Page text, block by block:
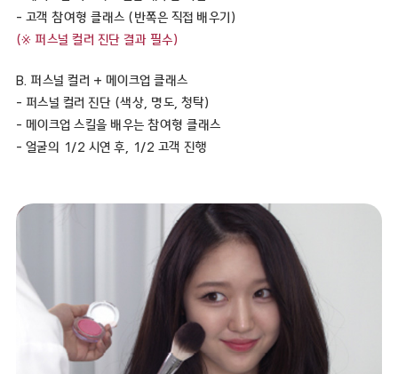
- 고객 참여형 클래스 (반쪽은 직접 배우기)
(※ 퍼스널 컬러 진단 결과 필수)
B. 퍼스널 컬러 + 메이크업 클래스
- 퍼스널 컬러 진단 (색상, 명도, 청탁)
- 메이크업 스킬을 배우는 참여형 클래스
- 얼굴의 1/2 시연 후, 1/2 고객 진행